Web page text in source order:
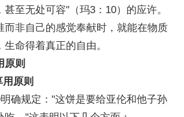
甚至无处可容"（玛3：10）的应许。
而非自己的感觉奉献时，就能在物质
命得着真正的自由。
原则
原则
规定："这饼是要给亚伦和他子孙